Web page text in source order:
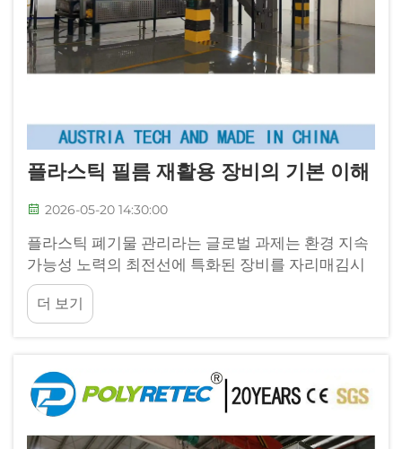
플라스틱 필름 재활용 장비의 기본 이해
2026-05-20 14:30:00
플라스틱 폐기물 관리라는 글로벌 과제는 환경 지속
가능성 노력의 최전선에 특화된 장비를 자리매김시
켰다. 이러한 기술들 중 플라스틱 필름 재활용 기계
는 처리를 위한 핵심 솔루션을 제공한다...
더 보기